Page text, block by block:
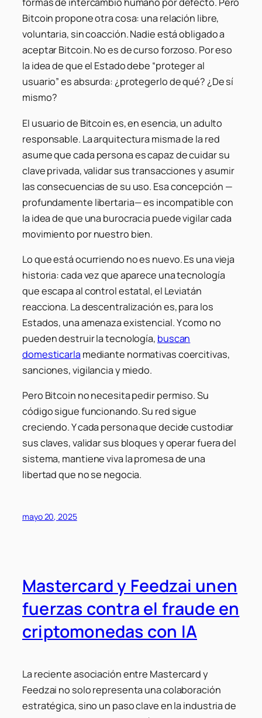
Bitcoin propone otra cosa: una relación libre,
voluntaria, sin coacción. Nadie está obligado a
aceptar Bitcoin. No es de curso forzoso. Por eso
la idea de que el Estado debe “proteger al
usuario” es absurda: ¿protegerlo de qué? ¿De sí
mismo?
El usuario de Bitcoin es, en esencia, un adulto
responsable. La arquitectura misma de la red
asume que cada persona es capaz de cuidar su
clave privada, validar sus transacciones y asumir
las consecuencias de su uso. Esa concepción —
profundamente libertaria— es incompatible con
la idea de que una burocracia puede vigilar cada
movimiento por nuestro bien.
Lo que está ocurriendo no es nuevo. Es una vieja
historia: cada vez que aparece una tecnología
que escapa al control estatal, el Leviatán
reacciona. La descentralización es, para los
Estados, una amenaza existencial. Y como no
pueden destruir la tecnología, buscan
domesticarla mediante normativas coercitivas,
sanciones, vigilancia y miedo.
Pero Bitcoin no necesita pedir permiso. Su
código sigue funcionando. Su red sigue
creciendo. Y cada persona que decide custodiar
sus claves, validar sus bloques y operar fuera del
sistema, mantiene viva la promesa de una
libertad que no se negocia.
mayo 20, 2025
Mastercard y Feedzai unen
fuerzas contra el fraude en
criptomonedas con IA
La reciente asociación entre Mastercard y
Feedzai no solo representa una colaboración
estratégica, sino un paso clave en la industria de